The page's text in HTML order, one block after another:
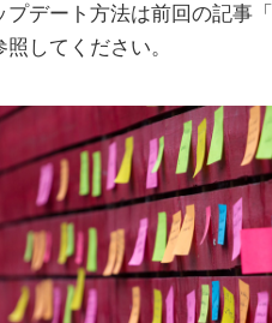
プデート方法は前回の記事「
照してください。